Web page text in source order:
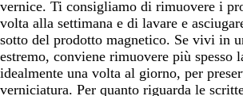
vernice. Ti consigliamo di rimuovere i
volta alla settimana e di lavare e
sotto del prodotto magnetico. Se vivi in
estremo, conviene rimuovere più spesso
idealmente una volta al giorno, per
verniciatura. Per quanto riguarda le